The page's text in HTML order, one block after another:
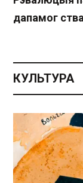
дапамог
КУЛЬТУРА